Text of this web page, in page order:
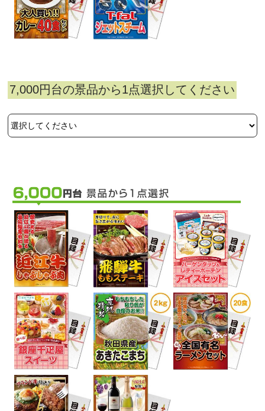
7,000円台の景品から1点選択してください